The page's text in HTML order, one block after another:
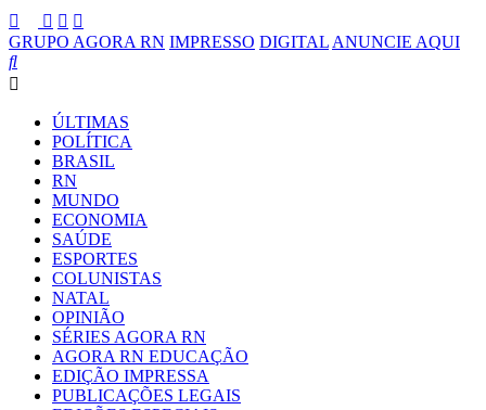
GRUPO AGORA RN IMPRESSO DIGITAL ANUNCIE AQUI
ÚLTIMAS
POLÍTICA
BRASIL
RN
MUNDO
ECONOMIA
SAÚDE
ESPORTES
COLUNISTAS
NATAL
OPINIÃO
SÉRIES AGORA RN
AGORA RN EDUCAÇÃO
EDIÇÃO IMPRESSA
PUBLICAÇÕES LEGAIS